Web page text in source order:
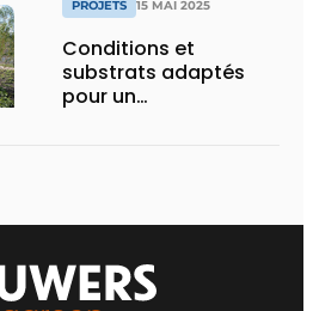
PROJETS 15 MAI 2025
Conditions et
substrats adaptés
pour un